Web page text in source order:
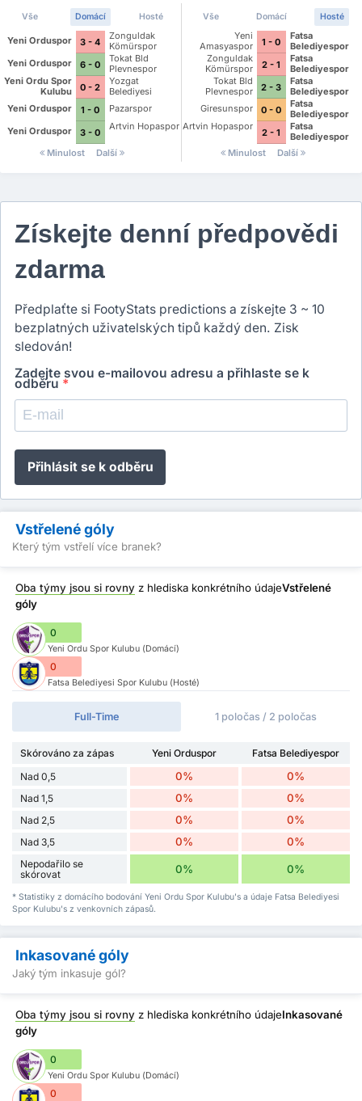
Vše Domácí Hosté
Yeni Orduspor 3 - 4
Zonguldak
Kömürspor
Yeni Orduspor
6 - 0
Tokat Bld
Plevnespor
Yeni Ordu Spor
Kulubu
0 - 2
Yozgat
Belediyesi
Yeni Orduspor 1 - 0
Pazarspor
Yeni Orduspor
3 - 0
Artvin Hopaspor
Minulost Další
Vše Domácí Hosté
Yeni
Amasyaspor
1 - 0
Fatsa
Belediyespor
Zonguldak
Kömürspor
2 - 1
Fatsa
Belediyespor
Tokat Bld
Plevnespor
2 - 3
Fatsa
Belediyespor
Giresunspor
0 - 0
Fatsa
Belediyespor
Artvin Hopaspor
2 - 1
Fatsa
Belediyespor
Minulost
Další
Získejte denní předpovědi
zdarma
Předplaťte si FootyStats predictions a získejte 3 ~ 10
bezplatných uživatelských tipů každý den. Zisk
sledován!
Zadejte svou e-mailovou adresu a přihlaste se k
odběru *
Přihlásit se k odběru
Vstřelené góly
Který tým vstřelí více branek?
Oba týmy jsou si rovny z hlediska konkrétního údajeVstřelené
góly
0
Yeni Ordu Spor Kulubu (Domácí)
0
Fatsa Belediyesi Spor Kulubu (Hosté)
Full-Time 1 poločas / 2 poločas
Skórováno za zápas Yeni Orduspor
Fatsa Belediyespor
Nad 0,5
0% 0%
Nad 1,5 0% 0%
Nad 2,5 0% 0%
Nad 3,5 0% 0%
Nepodařilo se
skórovat
0% 0%
* Statistiky z domácího bodování Yeni Ordu Spor Kulubu's a údaje Fatsa Belediyesi
Spor Kulubu's z venkovních zápasů.
Inkasované góly
Jaký tým inkasuje gól?
Oba týmy jsou si rovny z hlediska konkrétního údajeInkasované
góly
0
Yeni Ordu Spor Kulubu (Domácí)
0